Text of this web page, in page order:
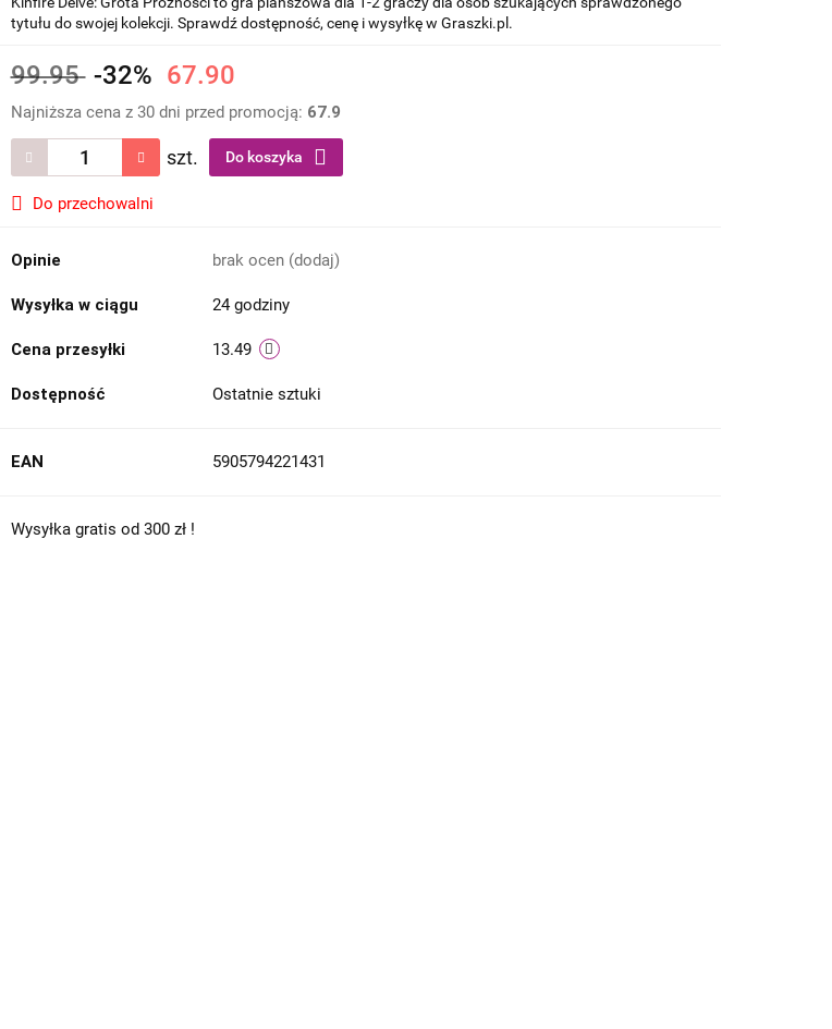
tytułu do swojej kolekcji. Sprawdź dostępność, cenę i wysyłkę w Graszki.pl.
99.95 -32% 67.90
Najniższa cena z 30 dni przed promocją: 67.9
szt. Do koszyka
Do przechowalni
Opinie brak ocen (dodaj)
Wysyłka w ciągu 24 godziny
Cena przesyłki 13.49
Dostępność Ostatnie sztuki
EAN 5905794221431
Wysyłka gratis od 300 zł !